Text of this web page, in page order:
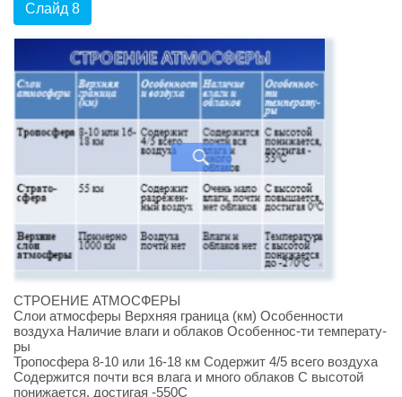
Слайд 8
СТРОЕНИЕ АТМОСФЕРЫ
Слои атмосферы Верхняя граница (км) Особенности
воздуха Наличие влаги и облаков Особеннос-ти температу-
ры
Тропосфера 8-10 или 16-18 км Содержит 4/5 всего воздуха
Содержится почти вся влага и много облаков С высотой
понижается, достигая -550С